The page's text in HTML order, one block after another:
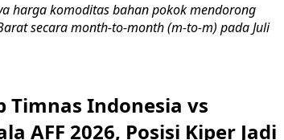
harga komoditas bahan pokok mendorong
secara month-to-month (m-to-m) pada Juli
Timnas Indonesia vs
AFF 2026, Posisi Kiper Jadi